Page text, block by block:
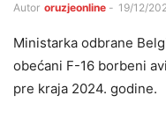
Autor oruzjeonline - 19/12/
Ministarka odbrane
obećani F-16 borbeni
pre kraja 2024. godine.